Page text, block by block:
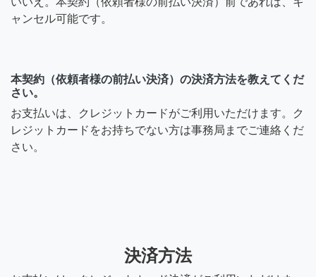
ャンセル可能です。
本契約（依頼者様の前払い決済）の決済方法を教えてくだ
さい。
お支払いは、クレジットカードがご利用いただけます。ク
レジットカードをお持ちでない方は事務局までご連絡くだ
さい。
決済方法